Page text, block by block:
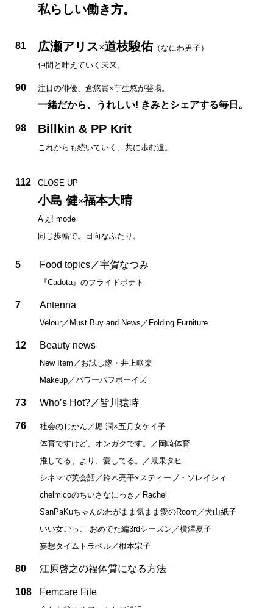
私らしい働き方。
81 広瀬アリス×道枝駿佑 （なにわ男子）
仲間と叶えていく未来。
90 注目の俳優、倉悠貴×芋生悠が登場。
一緒だから、うれしい! きみとシェアする毎日。
98 Billkin & PP Krit
これからも続いていく、共に歩む道。
112 CLOSE UP
小島 健×福本大晴
Aぇ! mode
同じ歩幅で。日向なふたり。
5 Food topics／宇賀なつみ
『Cadota』のフライドポテト
7 Antenna
Velour／Must Buy and News／Folding Furniture
12 Beauty news
New Item／お試し隊・井上咲楽
Makeup／パワーパフボーイズ
73 Who’s Hot?／皆川猿時
76
社会のじかん／堀 潤×五月女ケイ子
体育ですけど、オンガクです。／岡崎体育
推してる、より、愛してる。／最果タヒ
シネマで英会話／鈴木亮平×スティーブ・ソレイシィ
chelmicoのちいさなにっき／Rachel
SanPaKuちゃんのわがまま気まま愛のRoom／犬山紙子
いい女ごっこ おめでた編3rdシーズン／横澤夏子
妄想タイムトラベル／根本宗子
80 江原啓之の福体質になる方法
108 Femcare File